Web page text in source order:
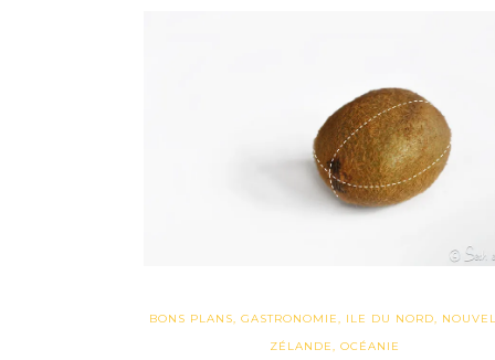
BONS PLANS, GASTRONOMIE, ILE DU NORD,
ZÉLANDE, OCÉANIE